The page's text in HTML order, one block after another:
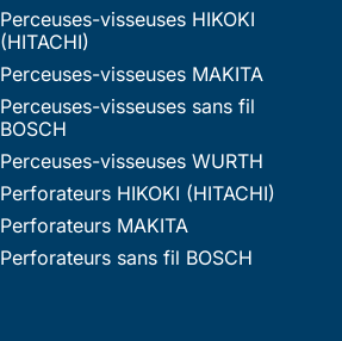
Perceuses-visseuses HIKOKI
(HITACHI)
Perceuses-visseuses MAKITA
Perceuses-visseuses sans fil
BOSCH
Perceuses-visseuses WURTH
Perforateurs HIKOKI (HITACHI)
Perforateurs MAKITA
Perforateurs sans fil BOSCH